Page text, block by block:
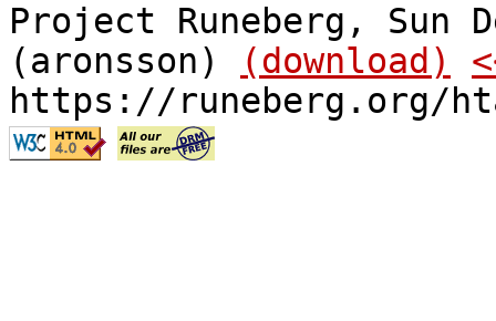
Project Runeberg, Sun
(aronsson)
(download)
https://runeberg.org/